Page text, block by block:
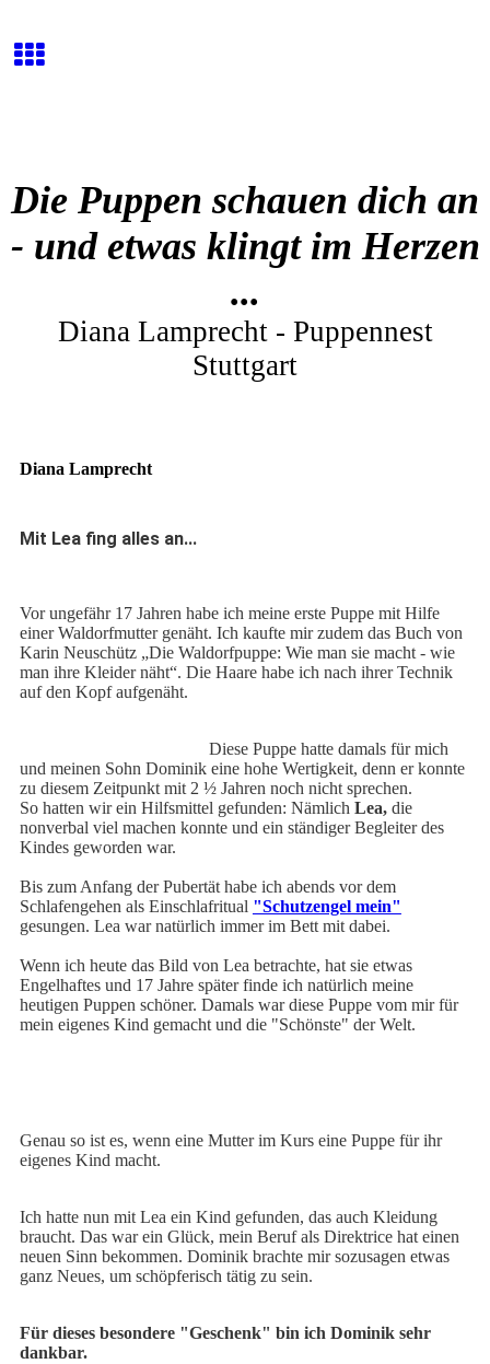
Die Puppen schauen dich an
- und etwas klingt im Herzen
...
Diana Lamprecht - Puppennest
Stuttgart
Diana Lamprecht
Mit Lea fing alles an...
Vor ungefähr 17 Jahren habe ich meine erste Puppe mit Hilfe
einer Waldorfmutter genäht. Ich kaufte mir zudem das Buch von
Karin Neuschütz „Die Waldorfpuppe: Wie man sie macht - wie
man ihre Kleider näht“. Die Haare habe ich nach ihrer Technik
auf den Kopf aufgenäht.
Diese Puppe hatte damals für mich
und meinen Sohn Dominik eine hohe Wertigkeit, denn er konnte
zu diesem Zeitpunkt mit 2 ½ Jahren noch nicht sprechen.
So hatten wir ein Hilfsmittel gefunden: Nämlich Lea,die
nonverbal viel machen konnte und ein ständiger Begleiter des
Kindes geworden war.
Bis zum Anfang der Pubertät habe ich abends vor dem
Schlafengehen als Einschlafritual "Schutzengel mein"
gesungen. Lea war natürlich immer im Bett mit dabei.
Wenn ich heute das Bild von Lea betrachte, hat sie etwas
Engelhaftes und 17 Jahre später finde ich natürlich meine
heutigen Puppen schöner. Damals war diese Puppe vom mir für
mein eigenes Kind gemacht und die "Schönste" der Welt.
Genau so ist es, wenn eine Mutter im Kurs eine Puppe für ihr
eigenes Kind macht.
Ich hatte nun mit Lea ein Kind gefunden, das auch Kleidung
braucht. Das war ein Glück, mein Beruf als Direktrice hat einen
neuen Sinn bekommen. Dominik brachte mir sozusagen etwas
ganz Neues, um schöpferisch tätig zu sein.
Für dieses besondere "Geschenk" bin ich Dominik sehr
dankbar.